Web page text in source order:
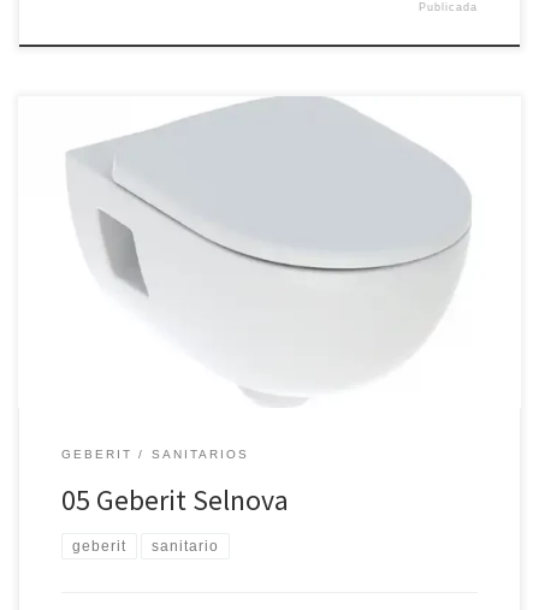
Publicada
Juego de inodoro suspendido Premium Geberit Selnova, fondo
profundo, forma parcialmente cerrada, Rimfree, con asiento y
tapa del inodoro
GEBERIT SANITARIOS
05 Geberit Selnova
geberit sanitario